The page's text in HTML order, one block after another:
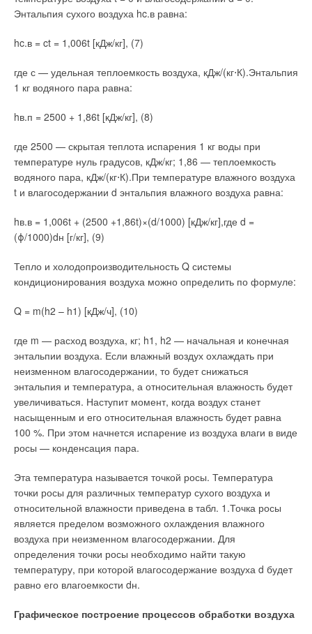
Энтальпия сухого воздуха hc.в равна:
hc.в = ct = 1,006t [кДж/кг], (7)
где с — удельная теплоемкость воздуха, кДж/(кг⋅К).Энтальпия
1 кг водяного пара равна:
hв.п = 2500 + 1,86t [кДж/кг], (8)
где 2500 — скрытая теплота испарения 1 кг воды при
температуре нуль градусов, кДж/кг; 1,86 — теплоемкость
водяного пара, кДж/(кг⋅К).При температуре влажного воздуха
t и влагосодержании d энтальпия влажного воздуха равна:
hв.в = 1,006t + (2500 +1,86t)×(d/1000) [кДж/кг],где d =
(ϕ/1000)dн [г/кг], (9)
Тепло и холодопроизводительность Q системы
кондиционирования воздуха можно определить по формуле:
Q = m(h2 – h1) [кДж/ч], (10)
где m — расход воздуха, кг; h1, h2 — начальная и конечная
энтальпии воздуха. Если влажный воздух охлаждать при
неизменном влагосодержании, то будет снижаться
энтальпия и температура, а относительная влажность будет
увеличиваться. Наступит момент, когда воздух станет
насыщенным и его относительная влажность будет равна
100 %. При этом начнется испарение из воздуха влаги в виде
росы — конденсация пара.
Эта температура называется точкой росы. Температура
точки росы для различных температур сухого воздуха и
относительной влажности приведена в табл. 1.Точка росы
является пределом возможного охлаждения влажного
воздуха при неизменном влагосодержании. Для
определения точки росы необходимо найти такую
температуру, при которой влагосодержание воздуха d будет
равно его влагоемкости dн.
Графическое построение процессов обработки воздуха
здания также использованы автоматические
балансировочные клапаны и радиаторные терморегуляторы
невозможно без поддержки бизнес-структур.
Привлечь их к активному участию в реформе позволило
проведение в регионе большого числа различных целевых
мероприятий. Администрация Свердловской области, мэрия
Екатеринбурга и региональные отраслевые министерства
проводят на конкурсной основе отбор лучших по
показателям энерго-эффективности промышленных
предприятий и муниципалитетов. Победителям
предоставляют различные льготы и преимущества,
например, в получении кредитов. Поэтому без
преувеличения можно сказать, что экономить в регионе
сегодня выгодно вдвойне.
Необходимые и достаточные условия
Для проведения столь масштабной реформы необходима
серьезная научно-техническая база. В этой связи стоит
событий последних лет — создании в 2006 г. Института
энергосбережения (ИНЭС). Среди задач этого научно-
исследовательского центра — разработка схем инженерных
сетей городов и населенных пунктов Среднего Урала, аудит
тепло-потерь зданий, тестирование нового оборудования, а
также подготовка и сертификация кадров.
Институт работает в тесном контакте с ведущими
тепловых сетей. По мнению Марины Потурайко,
регионального представителя компании «Данфосс»
(ведущего мирового производителя энергосберегающего
оборудования для систем отопления и теплоснабжения
зданий), «он будет формировать прочную научную основу
для разработки нормативных документов в области
использования энергоресурсов, что жизненно необходимо
для эффективного реформирования ЖКХ».
Недавно при институте начал работать «Уральский портал